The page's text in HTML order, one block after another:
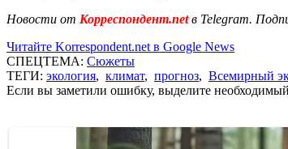
Новости от Корреспондент.netв Telegram.
Читайте Korrespondent.net в Google News
СПЕЦТЕМА: Сюжеты
ТЕГИ: экология, климат, прогноз, Всемирный
Если вы заметили ошибку, выделите